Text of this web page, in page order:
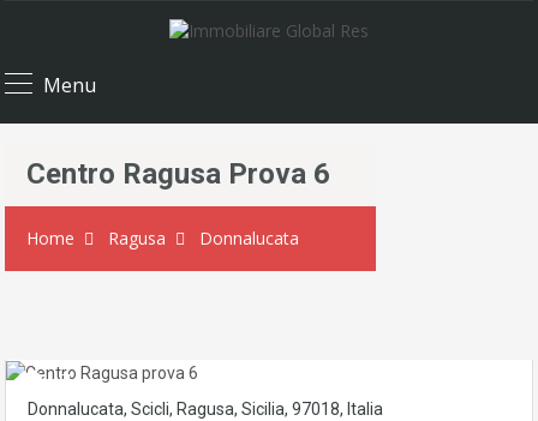
Menu
Centro Ragusa Prova 6
Home Ragusa Donnalucata
Donnalucata, Scicli, Ragusa, Sicilia, 97018, Italia